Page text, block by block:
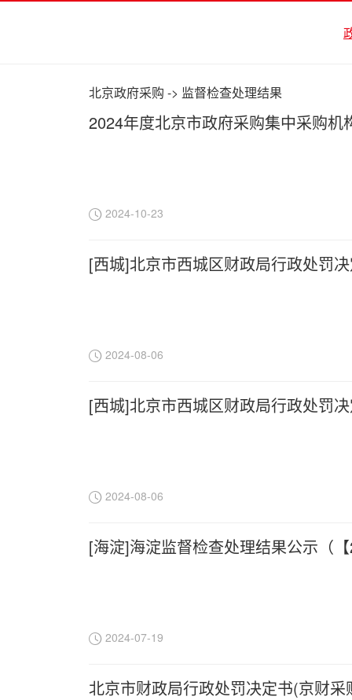
北京政府采购 -> 监督检查处理结果
2024年度北京市政府采购集中采购机
2024-10-23
[西城]北京市西城区财政局行政处罚
2024-08-06
[西城]北京市西城区财政局行政处罚
2024-08-06
[海淀]海淀监督检查处理结果公示（
2024-07-19
北京市财政局行政处罚决定书(京财